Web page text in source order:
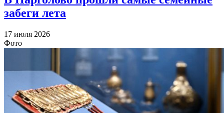
забеги лета
17 июля 2026
Фото